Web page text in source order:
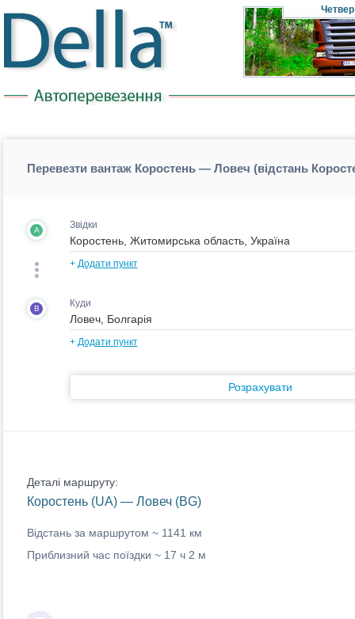
Четвер
Перевезти вантаж Коростень — Ловеч (відстань
A Звідки
+ Додати пункт
B Куди
+ Додати пункт
Розрахувати
Деталі маршруту:
Коростень (UA) — Ловеч (BG)
Відстань за маршрутом ~ 1141 км
Приблизний час поїздки ~ 17 ч 2 м